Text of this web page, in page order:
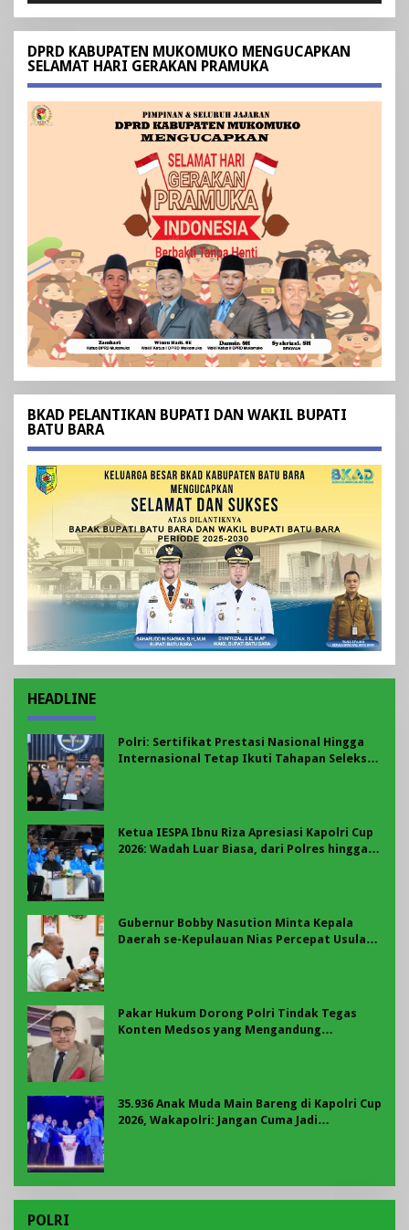
DPRD KABUPATEN MUKOMUKO MENGUCAPKAN
SELAMAT HARI GERAKAN PRAMUKA
BKAD PELANTIKAN BUPATI DAN WAKIL BUPATI
BATU BARA
HEADLINE
Polri: Sertifikat Prestasi Nasional Hingga
Internasional Tetap Ikuti Tahapan Seleksi
Ketua IESPA Ibnu Riza Apresiasi Kapolri Cup
2026: Wadah Luar Biasa, dari Polres hingga
Gubernur Bobby Nasution Minta Kepala
Daerah se-Kepulauan Nias Percepat Usulan
Pakar Hukum Dorong Polri Tindak Tegas
Konten Medsos yang Mengandung
35.936 Anak Muda Main Bareng di Kapolri Cup
2026, Wakapolri: Jangan Cuma Jadi
POLRI